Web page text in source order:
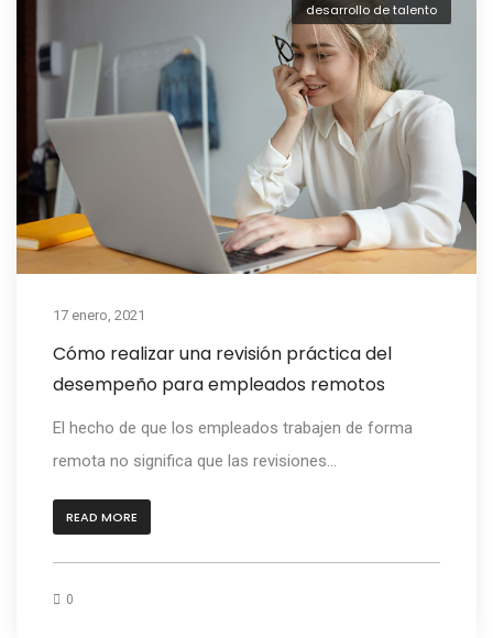
desarrollo de talento
17 enero, 2021
Cómo realizar una revisión práctica del
desempeño para empleados remotos
El hecho de que los empleados trabajen de forma
remota no significa que las revisiones...
READ MORE
0